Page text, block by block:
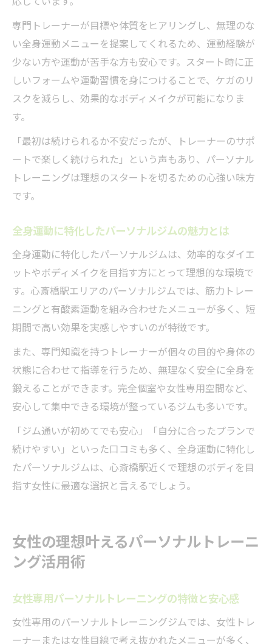
全身運動中心の目標設定と達成法を具体的
に紹介
専門トレーナーが目標や体質をヒアリングし、無理のな
い全身運動メニューを提案してくれるため、運動経験が
少ない方や運動が苦手な方も安心です。スタート時に正
しいフォームや運動習慣を身につけることで、ケガのリ
スクを減らし、効果的なボディメイクが可能になりま
す。
「最初は続けられるか不安だったが、トレーナーのサポ
ートで楽しく続けられた」という声もあり、パーソナル
トレーニングは理想のスタートを切るための心強い味方
です。
全身運動に特化したパーソナルジムの魅力とは
全身運動に特化したパーソナルジムは、効率的なダイエ
ットやボディメイクを目指す方にとって理想的な環境で
す。心斎橋駅エリアのパーソナルジムでは、筋力トレー
ニングと有酸素運動を組み合わせたメニューが多く、短
期間で高い効果を実感しやすいのが特徴です。
また、専門知識を持つトレーナーが個々の目的や身体の
状態に合わせて指導を行うため、無理なく安全に全身を
鍛えることができます。完全個室や女性専用空間など、
安心して集中できる環境が整っているジムも多いです。
「ジム通いが初めてでも安心」「自分に合ったプランで
続けやすい」といった口コミも多く、全身運動に特化し
たパーソナルジムは、心斎橋駅近くで理想のボディを目
指す女性に最適な選択と言えるでしょう。
女性の理想叶えるパーソナルトレーニ
ング活用術
女性専用パーソナルトレーニングの特徴と安心感
女性専用のパーソナルトレーニングジムでは、女性トレ
ーナーまたは女性目線で考え抜かれたメニューが多く、